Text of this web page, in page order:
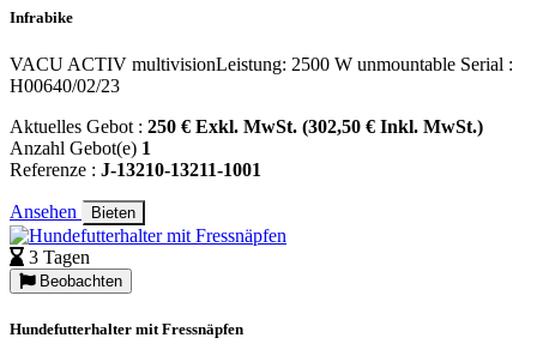
Infrabike
VACU ACTIV multivisionLeistung: 2500 W unmountable Serial :
H00640/02/23
Aktuelles Gebot : 250 € Exkl. MwSt. (302,50 € Inkl. MwSt.)
Anzahl Gebot(e) 1
Referenze : J-13210-13211-1001
Ansehen Bieten
3 Tagen
Beobachten
Hundefutterhalter mit Fressnäpfen